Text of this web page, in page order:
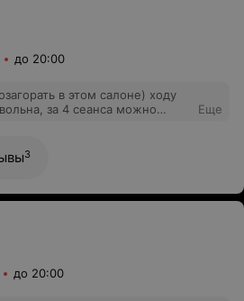
до 20:00
в этом салоне) ходу
за 4 сеанса можно
Еще
3
до 20:00